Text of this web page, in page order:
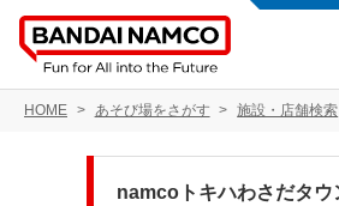
HOME あそび場をさがす 施設・店舗検索
namcoトキハわさだタウ